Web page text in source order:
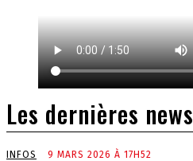
Les dernières news
INFOS 9 MARS 2026 À 17H52